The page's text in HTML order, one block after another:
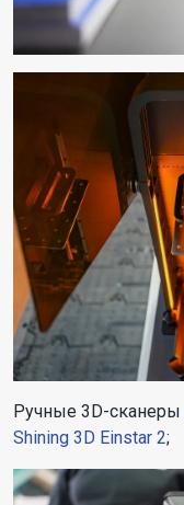
Ручные 3D-сканеры
Shining 3D Einstar 2;